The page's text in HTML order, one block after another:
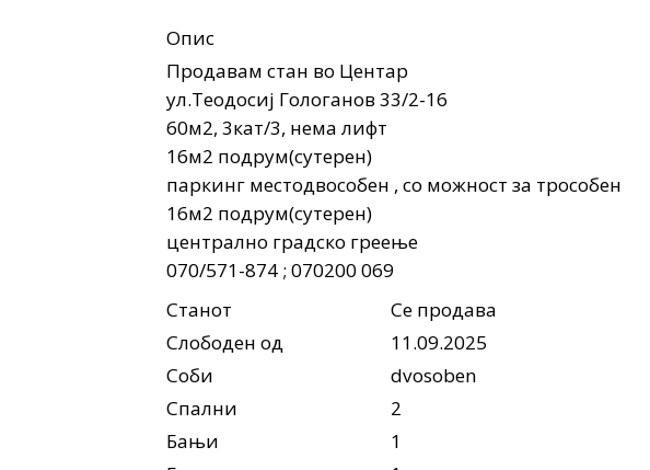
Опис
Продавам стан во Центар
ул.Теодосиј Гологанов 33/2-16
60м2, 3кат/3, нема лифт
16м2 подрум(сутерен)
паркинг местодвособен , со можност за трособен
16м2 подрум(сутерен)
централно градско греење
070/571-874 ; 070200 069
Станот
Се продава
Слободен од
11.09.2025
Соби
dvosoben
Спални
2
Бањи
1